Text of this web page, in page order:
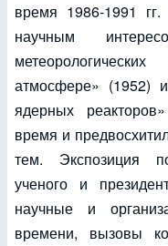
время 1986-1991
научным
атмосфере» (1952)
ядерных
время и
тем. Экспозиция
ученого и
научные и
времени, вызовы